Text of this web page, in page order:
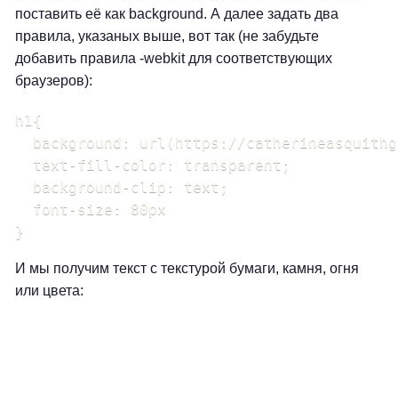
поставить её как background. А далее задать два
правила, указаных выше, вот так (не забудьте
добавить правила -webkit для соответствующих
браузеров):
h1{
background: url(https://
  text-fill-color: transparent;
  background-clip: text;
  font-size: 80px
}
И мы получим текст с текстурой бумаги, камня, огня
или цвета: